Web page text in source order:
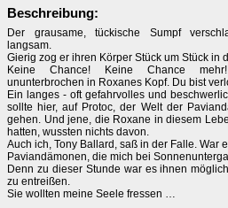
Beschreibung:
Der grausame, tückische Sumpf
langsam.
Gierig zog er ihren Körper Stück um Stück in
Keine Chance! Keine Chance
ununterbrochen in Roxanes Kopf. Du bist
Ein langes - oft gefahrvolles und
sollte hier, auf Protoc, der Welt der
gehen. Und jene, die Roxane in diesem
hatten, wussten nichts davon.
Auch ich, Tony Ballard, saß in der Falle. War
Paviandämonen, die mich bei
Denn zu dieser Stunde war es ihnen
zu entreißen.
Sie wollten meine Seele fressen …